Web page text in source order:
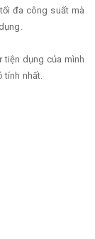
đa công suất mà
tiện dụng của mình
tính nhất.